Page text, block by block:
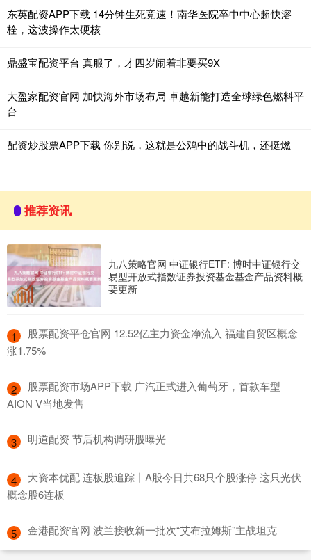
东英配资APP下载 14分钟生死竞速！南华医院卒中中心超快溶
栓，这波操作太硬核
鼎盛宝配资平台 真服了，才四岁闹着非要买9X
大盈家配资官网 加快海外市场布局 卓越新能打造全球绿色燃料平
台
配资炒股票APP下载 你别说，这就是公鸡中的战斗机，还挺燃
推荐资讯
九八策略官网 中证银行ETF: 博时中证银行交
易型开放式指数证券投资基金基金产品资料概
要更新
1
​股票配资平仓官网 12.52亿主力资金净流入 福建自贸区概念
涨1.75%
2
​股票配资市场APP下载 广汽正式进入葡萄牙，首款车型
AION V当地发售
3 ​明道配资 节后机构调研股曝光
4
​大资本优配 连板股追踪丨A股今日共68只个股涨停 这只光伏
概念股6连板
5 ​金港配资官网 波兰接收新一批次“艾布拉姆斯”主战坦克